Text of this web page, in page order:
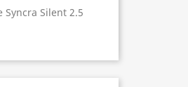
Syncra Silent 2.5